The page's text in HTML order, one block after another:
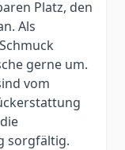
Platz, den
Als
gerne um.
vom
sorgfältig.